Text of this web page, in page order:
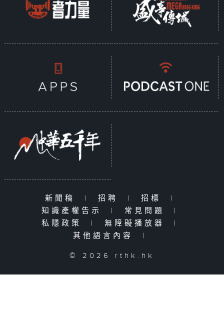
新聞稿 | 招聘 | 招標
|
知識產權告示
| 常見問題
|
私隱政策
| 無障礙播放器
|
其他語言內容
|
© 2026 rthk.hk